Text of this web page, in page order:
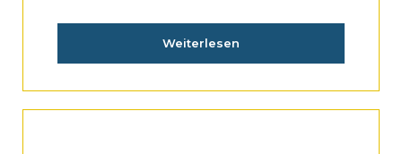
Weiterlesen